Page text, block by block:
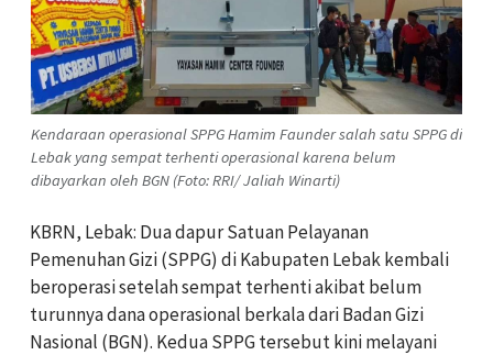
Kendaraan operasional SPPG Hamim Faunder salah satu SPPG di
Lebak yang sempat terhenti operasional karena belum
dibayarkan oleh BGN (Foto: RRI/ Jaliah Winarti)
KBRN, Lebak: Dua dapur Satuan Pelayanan
Pemenuhan Gizi (SPPG) di Kabupaten Lebak kembali
beroperasi setelah sempat terhenti akibat belum
turunnya dana operasional berkala dari Badan Gizi
Nasional (BGN). Kedua SPPG tersebut kini melayani